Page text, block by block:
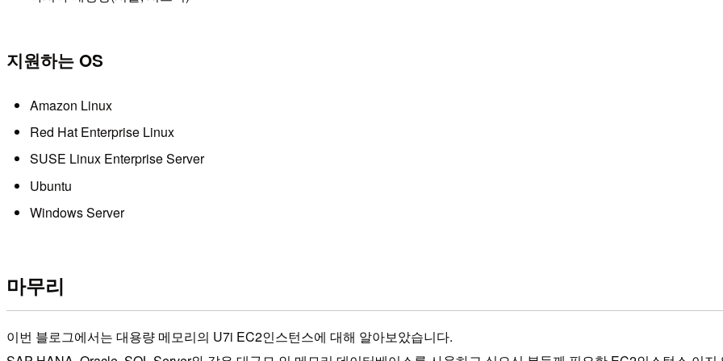
지원하는 OS
Amazon Linux
Red Hat Enterprise Linux
SUSE Linux Enterprise Server
Ubuntu
Windows Server
마무리
이번 블로그에서는 대용량 메모리의 U7i EC2인스턴스에 대해 알아보았습니다.